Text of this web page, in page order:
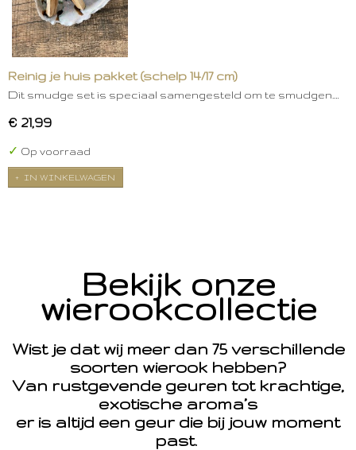
Reinig je huis pakket (schelp 14/17 cm)
Dit smudge set is speciaal samengesteld om te smudgen.…
€ 21,99
✓ Op voorraad
IN WINKELWAGEN
Bekijk onze
wierookcollectie
Wist je dat wij meer dan 75 verschillende
soorten wierook hebben?
Van rustgevende geuren tot krachtige,
exotische aroma’s
er is altijd een geur die bij jouw moment
past.